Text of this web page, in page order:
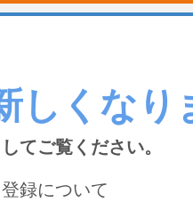
しくなり
てご覧ください。
ついて
登録について